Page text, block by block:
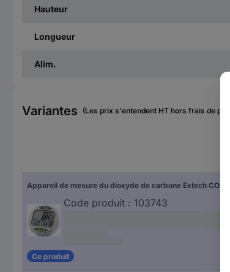
Hauteur
Longueur
Alim.
Variantes (Les prix s'entendent HT hors frais de port)
Code produit : 103743
Ce produit